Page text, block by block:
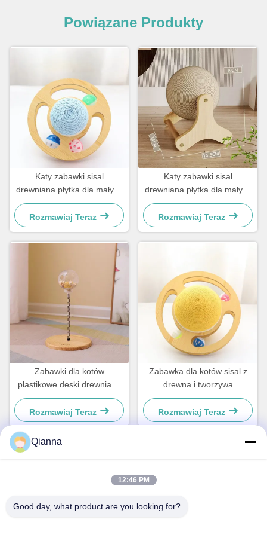
Powiązane Produkty
Katy zabawki sisal
drewniana płytka dla małych
psów i kotów
Rozmawiaj Teraz
Katy zabawki sisal
drewniana płytka dla małych
psów i kotów
Rozmawiaj Teraz
Zabawki dla kotów
plastikowe deski drewniane
dla małych psów i kotów
proste i praktyczne
Rozmawiaj Teraz
Zabawka dla kotów sisal z
drewna i tworzywa
sztucznego Dla małych psów
i kotów
Rozmawiaj Teraz
Adres
Qianna
12:46 PM
Good day, what product are you looking for?